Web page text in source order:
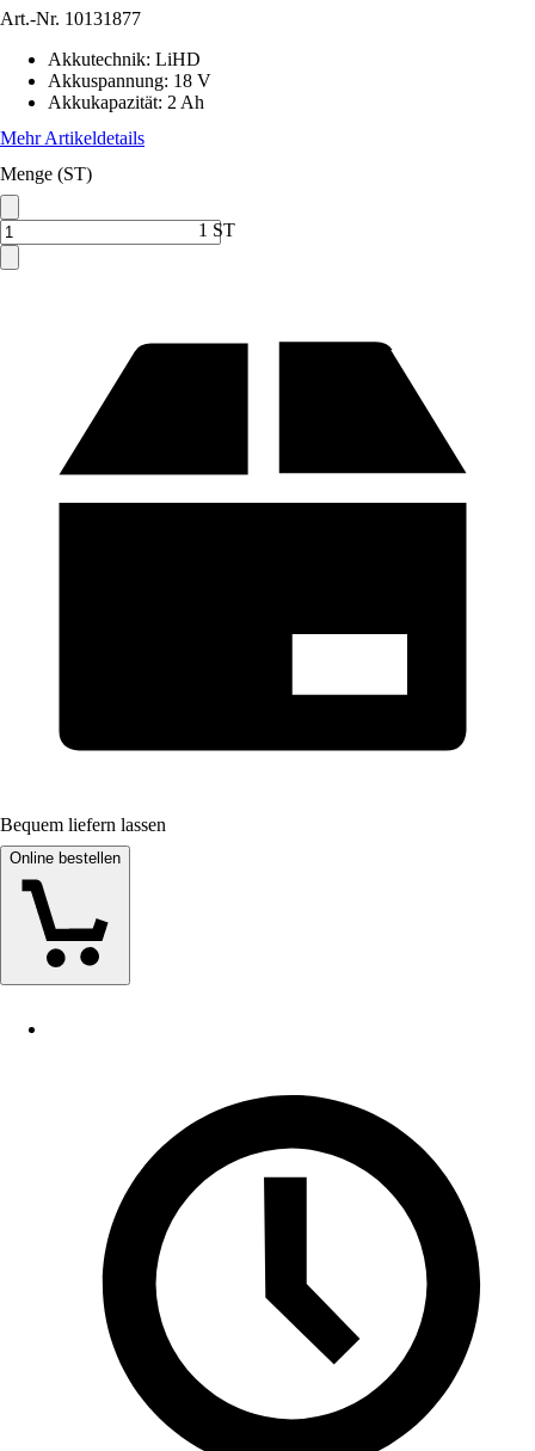
Art.-Nr. 10131877
Akkutechnik: LiHD
Akkuspannung: 18 V
Akkukapazität: 2 Ah
Mehr Artikeldetails
Menge (ST)
1 ST
Bequem liefern lassen
Online bestellen